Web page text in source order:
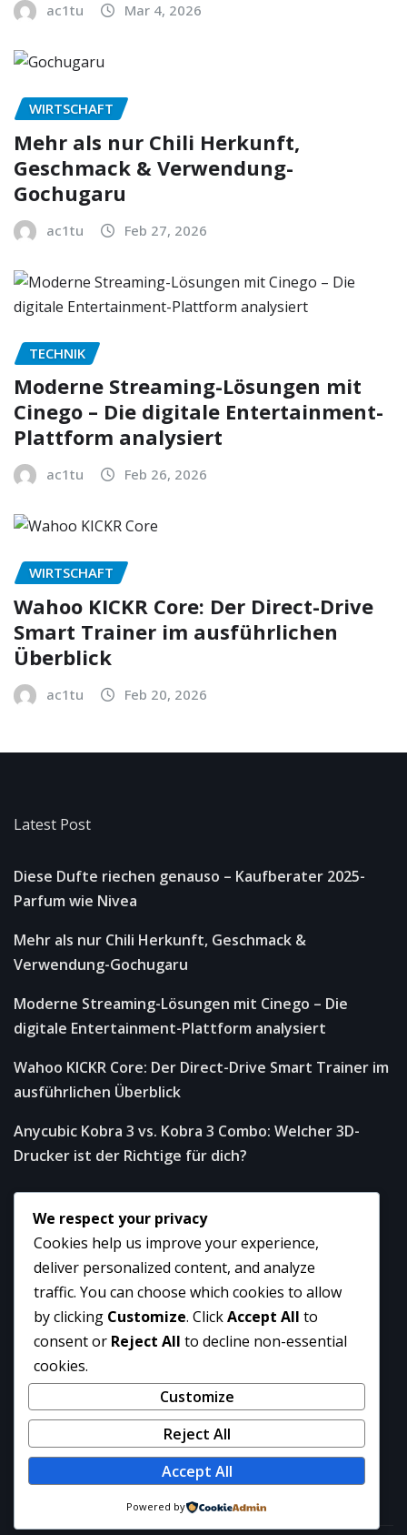
ac1tu Mar 4, 2026
WIRTSCHAFT
Mehr als nur Chili Herkunft,
Geschmack & Verwendung-
Gochugaru
ac1tu Feb 27, 2026
TECHNIK
Moderne Streaming-Lösungen mit
Cinego – Die digitale Entertainment-
Plattform analysiert
ac1tu Feb 26, 2026
WIRTSCHAFT
Wahoo KICKR Core: Der Direct-Drive
Smart Trainer im ausführlichen
Überblick
ac1tu Feb 20, 2026
Latest Post
Diese Dufte riechen genauso – Kaufberater 2025-
Parfum wie Nivea
Mehr als nur Chili Herkunft, Geschmack &
Verwendung-Gochugaru
Moderne Streaming-Lösungen mit Cinego – Die
digitale Entertainment-Plattform analysiert
Wahoo KICKR Core: Der Direct-Drive Smart Trainer im
ausführlichen Überblick
Anycubic Kobra 3 vs. Kobra 3 Combo: Welcher 3D-
Drucker ist der Richtige für dich?
Datenschutzrichtlinie
Kontaktieren Sie uns
Schreib für uns
Über uns
We respect your privacy
Cookies help us improve your experience,
deliver personalized content, and analyze
traffic. You can choose which cookies to allow
by clicking Customize. ClickAccept All to
consent or Reject All to decline non-essential
cookies.
Customize
Reject All
Accept All
Powered by